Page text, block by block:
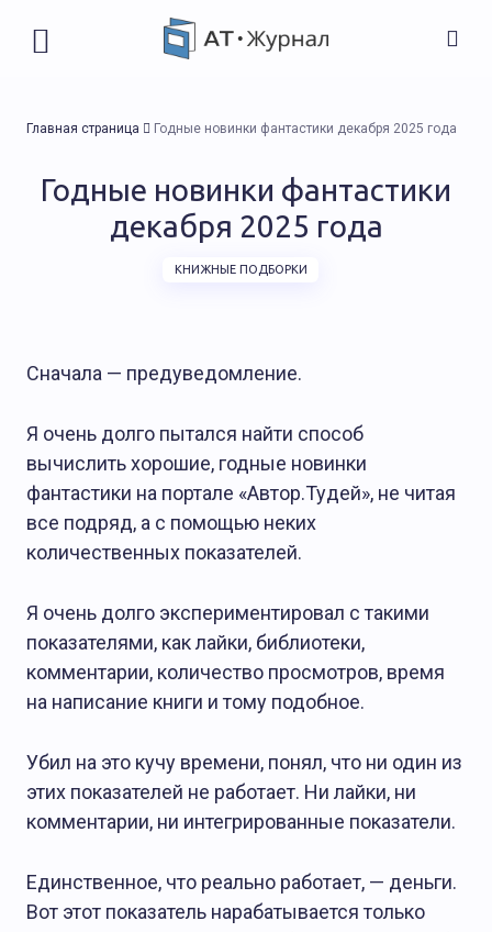
БЕЗ РУБРИКИ
Главная страница Годные новинки фантастики декабря 2025 года
Годные новинки фантастики
декабря 2025 года
КНИЖНЫЕ ПОДБОРКИ
Сначала — предуведомление.
Я очень долго пытался найти способ
вычислить хорошие, годные новинки
фантастики на портале «Автор.Тудей», не читая
все подряд, а с помощью неких
количественных показателей.
Я очень долго экспериментировал с такими
показателями, как лайки, библиотеки,
комментарии, количество просмотров, время
на написание книги и тому подобное.
Убил на это кучу времени, понял, что ни один из
этих показателей не работает. Ни лайки, ни
комментарии, ни интегрированные показатели.
Единственное, что реально работает, — деньги.
Вот этот показатель нарабатывается только